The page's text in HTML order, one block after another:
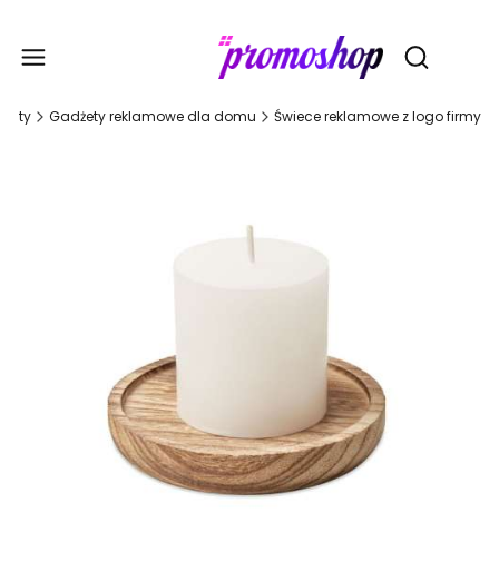
Otwórz
Gadżety reklamowe dla domu Świece reklamowe z logo firmy